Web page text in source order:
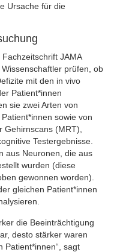
Ursache für die
JAMA
prüfen, ob
mit den in vivo
Patient*innen
sie zwei Arten von
sowie von
(MRT),
Testergebnisse.
aus Neuronen, die aus
wurden (diese
gewonnen worden).
gleichen Patient*innen
die Beeinträchtigung
desto stärker waren
Patient*innen“, sagt